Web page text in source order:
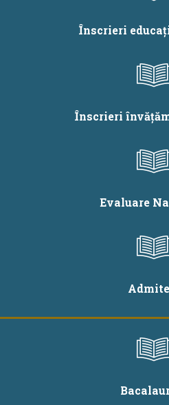
Înscrieri
Înscrieri
Evaluare